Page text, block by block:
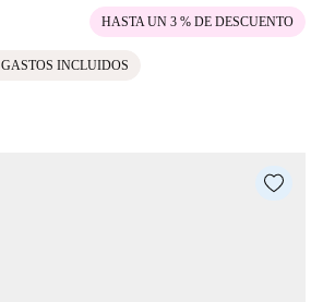
HASTA UN 3 % DE DESCUENTO
GASTOS INCLUIDOS